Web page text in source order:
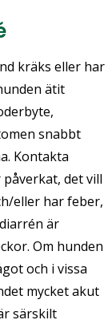
kräks eller har
ätit
snabbt
Kontakta
det vill
eller har feber,
är
Om hunden
och i vissa
mycket akut
särskilt